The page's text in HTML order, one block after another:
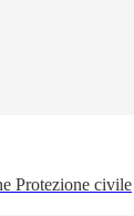
Protezione civile